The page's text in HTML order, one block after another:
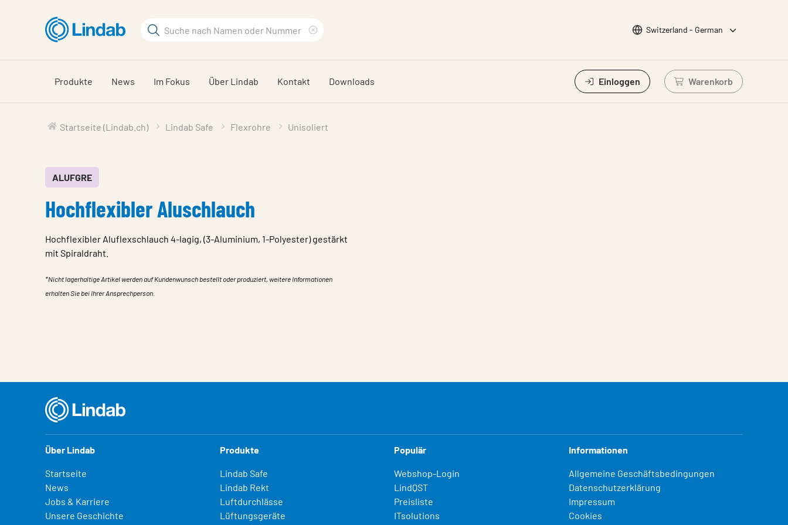
Hauptinhalt
Suchbegriff
durchsuchen
löschen
Sprache wählen
Switzerland - German
Produkte News Im Fokus Über Lindab Kontakt Downloads Einloggen Warenkorb
Einloggen um
Startseite (Lindab.ch) Lindab Safe Flexrohre Unisoliert
ALUFGRE
Hochflexibler Aluschlauch
Hochflexibler Aluflexschlauch 4-lagig, (3-Aluminium, 1-Polyester) gestärkt
mit Spiraldraht.
*Nicht lagerhaltige Artikel werden auf Kundenwunsch bestellt oder produziert, weitere Informationen
erhalten Sie bei Ihrer Ansprechperson.
Über Lindab
Startseite
News
Jobs & Karriere
Unsere Geschichte
Produkte
Lindab Safe
Lindab Rekt
Luftdurchlässe
Lüftungsgeräte
Populär
Webshop-Login
LindQST
Preisliste
ITsolutions
Informationen
Allgemeine Geschäftsbedingungen
Datenschutzerklärung
Impressum
Cookies